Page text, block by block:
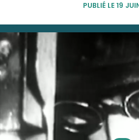
PUBLIÉ LE 19